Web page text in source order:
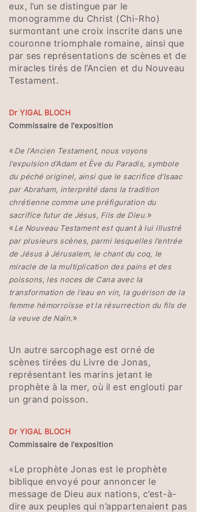
eux, l’un se distingue par le
monogramme du Christ (Chi-Rho)
surmontant une croix inscrite dans une
couronne triomphale romaine, ainsi que
par ses représentations de scènes et de
miracles tirés de l’Ancien et du Nouveau
Testament.
Dr YIGAL BLOCH
Commissaire de l’exposition
« De l’Ancien Testament, nous voyons
l’expulsion d’Adam et Ève du Paradis, symbole
du péché originel, ainsi que le sacrifice d’Isaac
par Abraham, interprété dans la tradition
chrétienne comme une préfiguration du
sacrifice futur de Jésus, Fils de Dieu.»
« Le Nouveau Testament est quant à lui illustré
par plusieurs scènes, parmi lesquelles l’entrée
de Jésus à Jérusalem, le chant du coq, le
miracle de la multiplication des pains et des
poissons, les noces de Cana avec la
transformation de l’eau en vin, la guérison de la
femme hémorroïsse et la résurrection du fils de
la veuve de Naïn.»
Un autre sarcophage est orné de
scènes tirées du Livre de Jonas,
représentant les marins jetant le
prophète à la mer, où il est englouti par
un grand poisson.
Dr YIGAL BLOCH
Commissaire de l’exposition
«Le prophète Jonas est le prophète
biblique envoyé pour annoncer le
message de Dieu aux nations, c’est-à-
dire aux peuples qui n’appartenaient pas